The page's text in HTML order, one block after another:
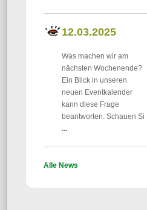
12.03.2025
Was machen wir am
nächsten Wochenende?
Ein Blick in unseren
neuen Eventkalender
kann diese Frage
beantworten. Schauen Si
...
Alle News